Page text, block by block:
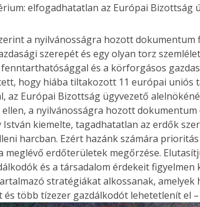
a nyilvánosságra hozott dokumentum
szerepét és egy olyan torz
és a körforgásos
hogy hiába tiltakozott 11 európai uniós
az Európai Bizottság ügyvezető
a nyilvánosságra hozott
kiemelte, tagadhatatlan az erdők
harcban. Ezért hazánk számára
meglévő erdőterületek megőrzése.
és a társadalom érdekeit figyelmen
stratégiákat alkossanak, amelyek
több tízezer gazdálkodót lehetetlenít el